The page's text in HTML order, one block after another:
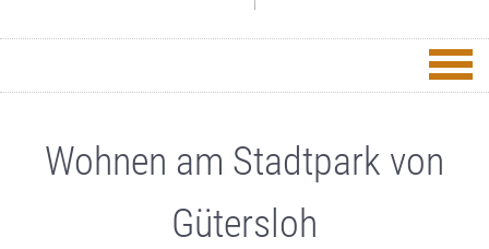
Wohnen am Stadtpark von
Gütersloh